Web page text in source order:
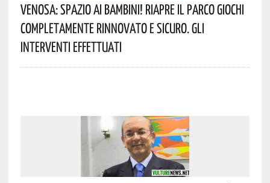
Venosa: Spazio Ai Bambini! Riapre Il Parco Giochi
Completamente Rinnovato E Sicuro. Gli
Interventi Effettuati